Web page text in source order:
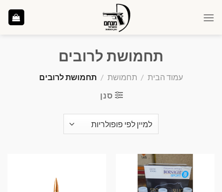
תחמושת לרובים
עמוד הבית / תחמושת / תחמושת לרובים
סנן